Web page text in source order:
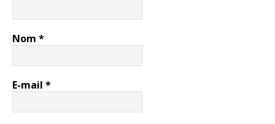
Nom *
E-mail *